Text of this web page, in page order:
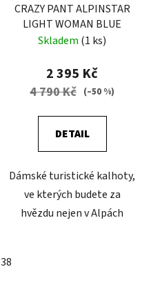
CRAZY PANT ALPINSTAR
LIGHT WOMAN BLUE
Skladem (1 ks)
2 395 Kč
4 790 Kč (–50 %)
DETAIL
Dámské turistické kalhoty,
ve kterých budete za
hvězdu nejen v Alpách
38